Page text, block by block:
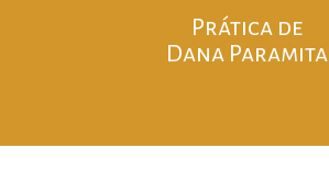
Prática de
Dana Paramita